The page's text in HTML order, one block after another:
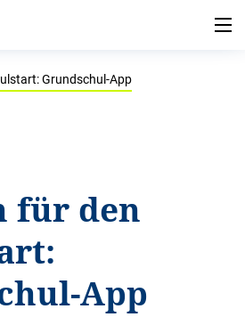
Grundschul-App
für den
App